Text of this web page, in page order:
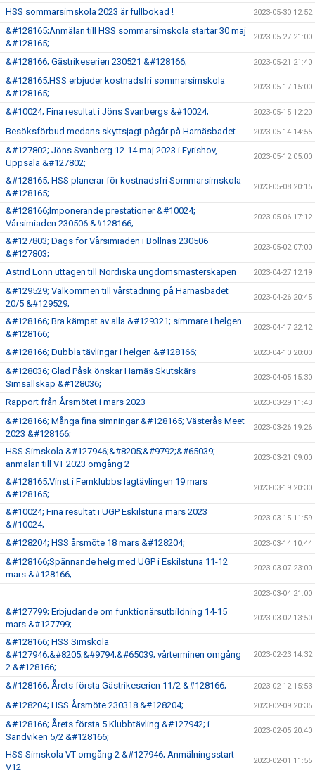
HSS sommarsimskola 2023 är fullbokad ! 2023-05-30 12:52
&#128165;Anmälan till HSS sommarsimskola startar 30 maj
&#128165;
2023-05-27 21:00
&#128166; Gästrikeserien 230521 &#128166; 2023-05-21 21:40
&#128165;HSS erbjuder kostnadsfri sommarsimskola
&#128165;
2023-05-17 15:00
&#10024; Fina resultat i Jöns Svanbergs &#10024; 2023-05-15 12:20
Besöksförbud medans skyttsjagt pågår på Harnäsbadet 2023-05-14 14:55
&#127802; Jöns Svanberg 12-14 maj 2023 i Fyrishov,
Uppsala &#127802;
2023-05-12 05:00
&#128165; HSS planerar för kostnadsfri Sommarsimskola
&#128165;
2023-05-08 20:15
&#128166;Imponerande prestationer &#10024;
Vårsimiaden 230506 &#128166;
2023-05-06 17:12
&#127803; Dags för Vårsimiaden i Bollnäs 230506
&#127803;
2023-05-02 07:00
Astrid Lönn uttagen till Nordiska ungdomsmästerskapen 2023-04-27 12:19
&#129529; Välkommen till vårstädning på Harnäsbadet
20/5 &#129529;
2023-04-26 20:45
&#128166; Bra kämpat av alla &#129321; simmare i helgen
&#128166;
2023-04-17 22:12
&#128166; Dubbla tävlingar i helgen &#128166; 2023-04-10 20:00
&#128036; Glad Påsk önskar Harnäs Skutskärs
Simsällskap &#128036;
2023-04-05 15:30
Rapport från Årsmötet i mars 2023 2023-03-29 11:43
&#128166; Många fina simningar &#128165; Västerås Meet
2023 &#128166;
2023-03-26 19:26
HSS Simskola &#127946;&#8205;&#9792;&#65039;
anmälan till VT 2023 omgång 2
2023-03-21 09:00
&#128165;Vinst i Femklubbs lagtävlingen 19 mars
&#128165;
2023-03-19 20:30
&#10024; Fina resultat i UGP Eskilstuna mars 2023
&#10024;
2023-03-15 11:59
&#128204; HSS årsmöte 18 mars &#128204; 2023-03-14 10:44
&#128166;Spännande helg med UGP i Eskilstuna 11-12
mars &#128166;
2023-03-07 23:00
2023-03-04 21:00
&#127799; Erbjudande om funktionärsutbildning 14-15
mars &#127799;
2023-03-02 13:50
&#128166; HSS Simskola
&#127946;&#8205;&#9794;&#65039; vårterminen omgång
2 &#128166;
2023-02-23 14:32
&#128166; Årets första Gästrikeserien 11/2 &#128166; 2023-02-12 15:53
&#128204; HSS Årsmöte 230318 &#128204; 2023-02-09 20:35
&#128166; Årets första 5 Klubbtävling &#127942; i
Sandviken 5/2 &#128166;
2023-02-05 20:40
HSS Simskola VT omgång 2 &#127946; Anmälningsstart
V12
2023-02-01 11:55